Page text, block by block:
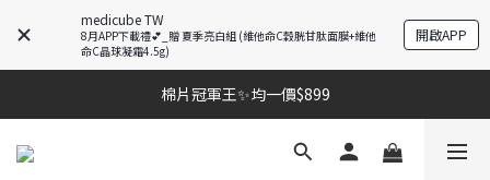
medicube TW
8月APP下載禮💕_贈 夏季亮白組 (維他命C穀胱甘肽面膜+維他
命C晶球凝霜4.5g)
開啟APP
棉片冠軍王✨均一價$899
棉片冠軍王✨均一價$899
夏季深層清潔必備🫧張員瑛洗臉機